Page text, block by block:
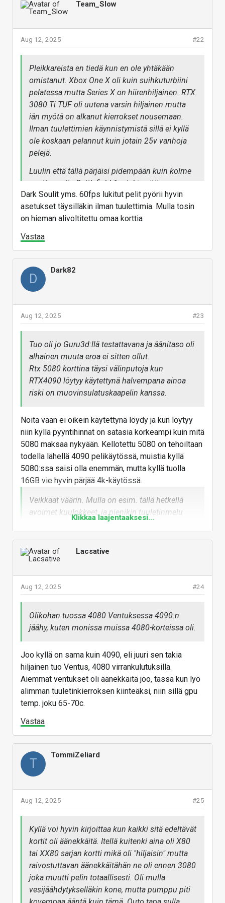
Team_Slow
#22
Aug 12, 2025
Pleikkareista en tiedä kun en ole yhtäkään
omistanut. Xbox One X oli kuin suihkuturbiini
pelatessa mutta Series X on hiirenhiljainen. RTX
3080 Ti TUF oli uutena varsin hiljainen mutta
iän myötä on alkanut kierrokset nousemaan.
Ilman tuulettimien käynnistymistä sillä ei kyllä
ole koskaan pelannut kuin jotain 25v vanhoja
pelejä.
Luulin että tällä pärjäisi pidempään kuin kolme
vuotta mutta Battlefield 6:n takia pitänee
päivittää RTX 5090:aan. Yhdellä prossulla
menee helposti parin näytönohjaimen verran.
Dark Soulit yms. 60fps lukitut pelit pyörii hyvin
asetukset täysilläkin ilman tuulettimia. Mulla tosin
on hieman alivoltitettu omaa korttia
Vastaa
D
Dark82
#23
Aug 12, 2025
Tuo oli jo Guru3d:llä testattavana ja äänitaso oli
alhainen muuta eroa ei sitten ollut.
Rtx 5080 korttina täysi välinputoja kun
RTX4090 löytyy käytettynä halvempana ainoa
riski on muovinsulatuskaapelin kanssa.
Noita vaan ei oikein käytettynä löydy ja kun löytyy
niin kyllä pyyntihinnat on satasia korkeampi kuin mitä
5080 maksaa nykyään. Kellotettu 5080 on tehoiltaan
todella lähellä 4090 pelikäytössä, muistia kyllä
5080:ssa saisi olla enemmän, mutta kyllä tuolla
16GB vie hyvin pärjää 4k-käytössä.
Veikkaat väärin. Mulla on esim. tällä hetkellä
avoimet kuulokkeet, ja pienikin tuuletinmelu
häiritsee, mutta jopa "karvalakki" RTX 4080
pienistä desibeleistä ja miellyttävästä
äänialasta. Ja jos mielestäsi esim. Playstation 5
että sinulle äänekäs = tuottaa ääntä, joka on
täyttä humpuukia. Harva pitää pientä
Ei ole kokenusta 4080:sta, mutta 3080 Ventus oli
4090:n jäähy, kuten monissa muissa 4080-korteissa
oli.
Vastaa
Klikkaa laajentaaksesi...
Lacsative
#24
Aug 12, 2025
Olikohan tuossa 4080 Ventuksessa 4090:n
jäähy, kuten monissa muissa 4080-korteissa oli.
Joo kyllä on sama kuin 4090, eli juuri sen takia
hiljainen tuo Ventus, 4080 virrankulutuksilla.
Aiemmat ventukset oli äänekkäitä joo, tässä kun lyö
alimman tuuletinkierroksen kiinteäksi, niin sillä gpu
temp. joku 65-70c.
Vastaa
T
TommiZeliard
#25
Aug 12, 2025
Kyllä voi hyvin kirjoittaa kun kaikki sitä edeltävät
kortit oli äänekkäitä. Itellä kuitenki aina oli X80
tai XX80 sarjan kortti mikä oli "hiljaisin" mutta
raivostuttavan äänekkäitähän ne oli ennen 3080
joka muutti pelin totaallisesti. Oli mulla
vesijäähdytykselläkin kone, mutta pumppu piti